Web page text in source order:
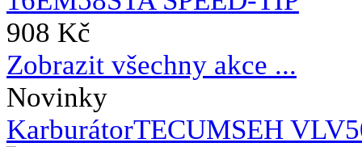
908 Kč
Zobrazit všechny akce ...
Novinky
KarburátorTECUMSEH